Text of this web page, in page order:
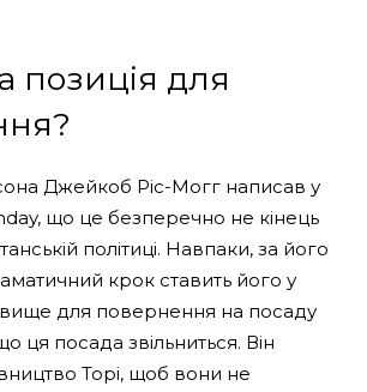
позиція для
Джейкоб Ріс-Могг написав у
що це безперечно не кінець
політиці. Навпаки, за його
крок ставить його у
для повернення на посаду
ця посада звільниться. Він
Торі, щоб вони не